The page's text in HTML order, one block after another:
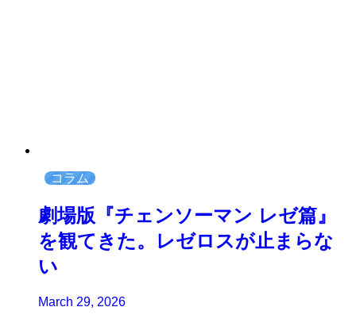
コラム
劇場版『チェンソーマン レゼ篇』
を観てきた。レゼロスが止まらな
い
March 29, 2026